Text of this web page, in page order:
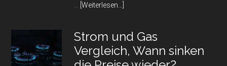
[Weiterlesen...]
Alles
rund
Strom und Gas
Vergleich, Wann sinken